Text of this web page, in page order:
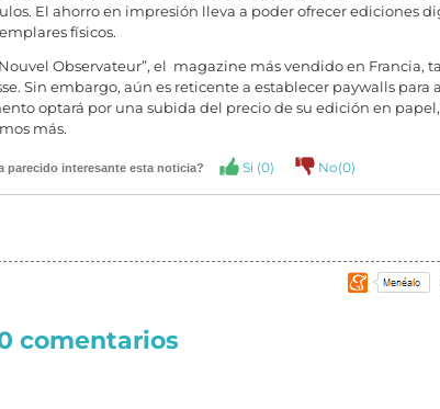
El ahorro en impresión lleva a poder ofrecer ediciones
físicos.
Nouvel Observateur”, el magazine más vendido en Francia,
Sin embargo, aún es reticente a establecer paywalls para
optará por una subida del precio de su edición en papel,
más.
parecido interesante esta noticia? Si (0) No(0)
comentarios